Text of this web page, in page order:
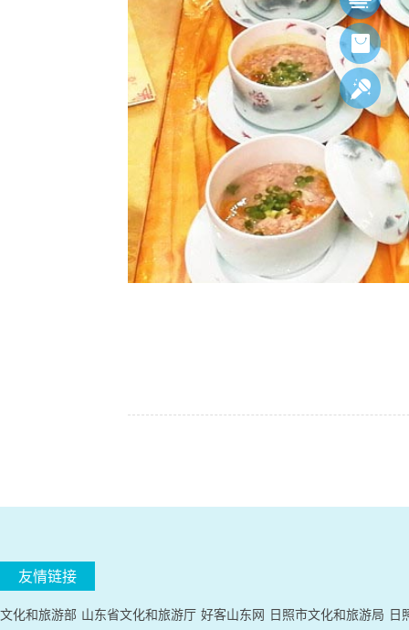
友情链接
文化和旅游部 山东省文化和旅游厅 好客山东网 日照市文化和旅游局 日